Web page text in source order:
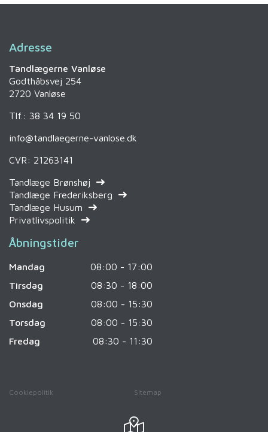
Adresse
Tandlægerne Vanløse
Godthåbsvej 254
2720 Vanløse
Tlf.: 38 34 19 50
info@tandlaegerne-vanlose.dk
CVR: 21263141
Tandlæge Brønshøj
Tandlæge Frederiksberg
Tandlæge Husum
Privatlivspolitik
Åbningstider
Mandag
08:00 - 17:00
Tirsdag
08:30 - 18:00
Onsdag
08:00 - 15:30
Torsdag
08:00 - 15:30
Fredag
08:30 - 11:30
Cookiepolitik Sitemap